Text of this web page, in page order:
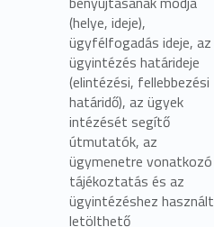
(helye, ideje),
ügyfélfogadás ideje, az
ügyintézés határideje
(elintézési, fellebbezési
határidő), az ügyek
intézését segítő
útmutatók, az
ügymenetre vonatkozó
tájékoztatás és az
ügyintézéshez használt
letölthető